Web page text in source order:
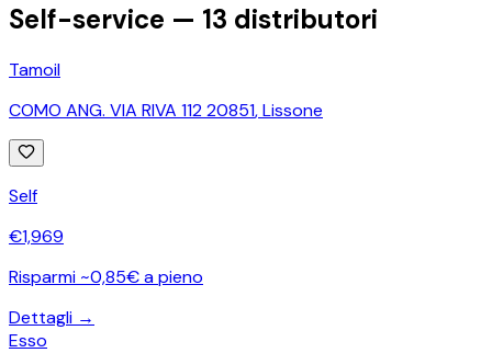
Self-service — 13 distributori
Tamoil
COMO ANG. VIA RIVA 112 20851,Lissone
Self
€1,969
Risparmi ~0,85€ a pieno
Dettagli →
Esso